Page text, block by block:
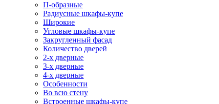
П-образные
Радиусные шкафы-купе
Широкие
Угловые шкафы-купе
Закругленный фасад
Количество дверей
2-х дверные
3-х дверные
4-х дверные
Особенности
Во всю стену
Встроенные шкафы-купе